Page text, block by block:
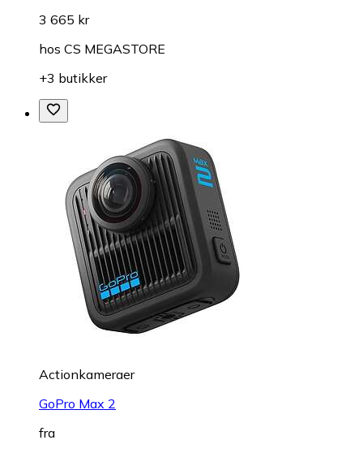
3 665 kr
hos CS MEGASTORE
+3 butikker
Actionkameraer
GoPro Max 2
fra